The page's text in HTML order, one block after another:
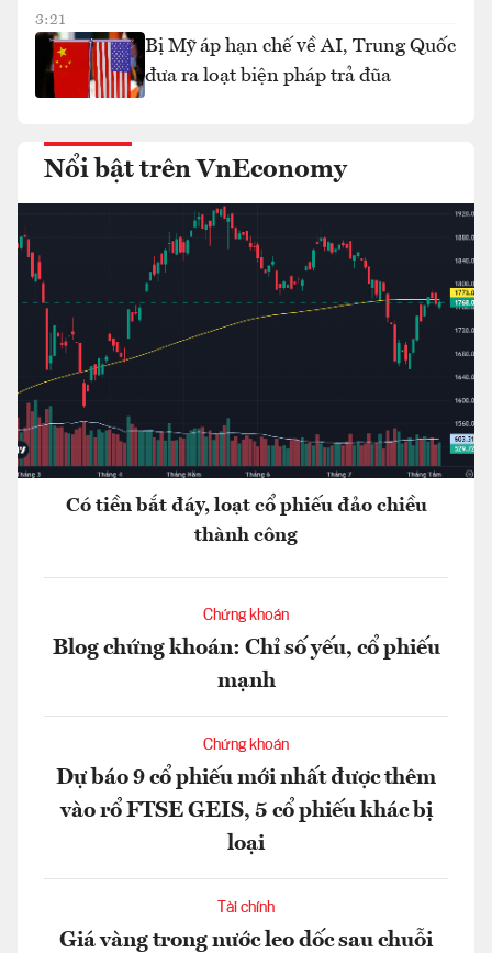
3:21
Bị Mỹ áp hạn chế về AI, Trung Quốc
đưa ra loạt biện pháp trả đũa
Nổi bật trên VnEconomy
Có tiền bắt đáy, loạt cổ phiếu đảo chiều
thành công
Chứng khoán
Blog chứng khoán: Chỉ số yếu, cổ phiếu
mạnh
Chứng khoán
Dự báo 9 cổ phiếu mới nhất được thêm
vào rổ FTSE GEIS, 5 cổ phiếu khác bị
loại
Tài chính
Giá vàng trong nước leo dốc sau chuỗi